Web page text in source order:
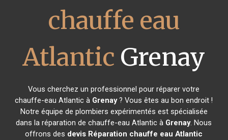
chauffe eau
Atlantic Grenay
Vous cherchez un professionnel pour réparer votre
chauffe-eau Atlantic à Grenay? Vous êtes au bon endroit !
Notre équipe de plombiers expérimentés est spécialisée
dans la réparation de chauffe-eau Atlantic à Grenay. Nous
offrons des devis Réparation chauffe eau Atlantic